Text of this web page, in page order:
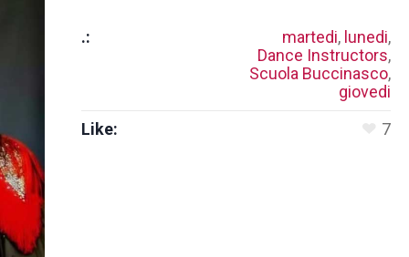
.: martedi, lunedi,
Dance Instructors,
Scuola Buccinasco,
giovedi
Like:
7